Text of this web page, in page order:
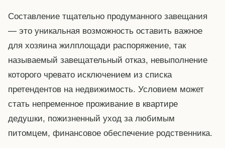
Составление тщательно продуманного завещания
— это уникальная возможность оставить важное
для хозяина жилплощади распоряжение, так
называемый завещательный отказ, невыполнение
которого чревато исключением из списка
претендентов на недвижимость. Условием может
стать непременное проживание в квартире
дедушки, пожизненный уход за любимым
питомцем, финансовое обеспечение родственника.